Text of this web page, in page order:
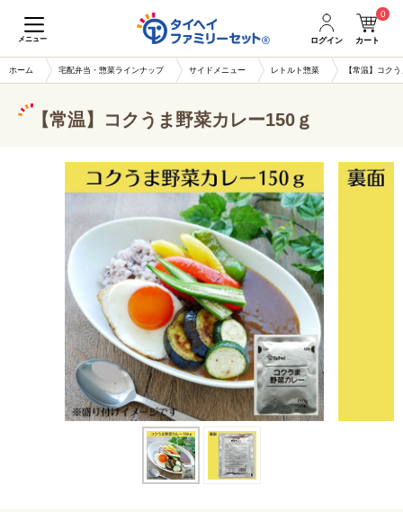
メニュー ログイン カート
0
ホーム 宅配弁当・惣菜ラインナップ サイドメニュー レトルト惣菜 【常温】コク
【常温】コクうま野菜カレー150ｇ